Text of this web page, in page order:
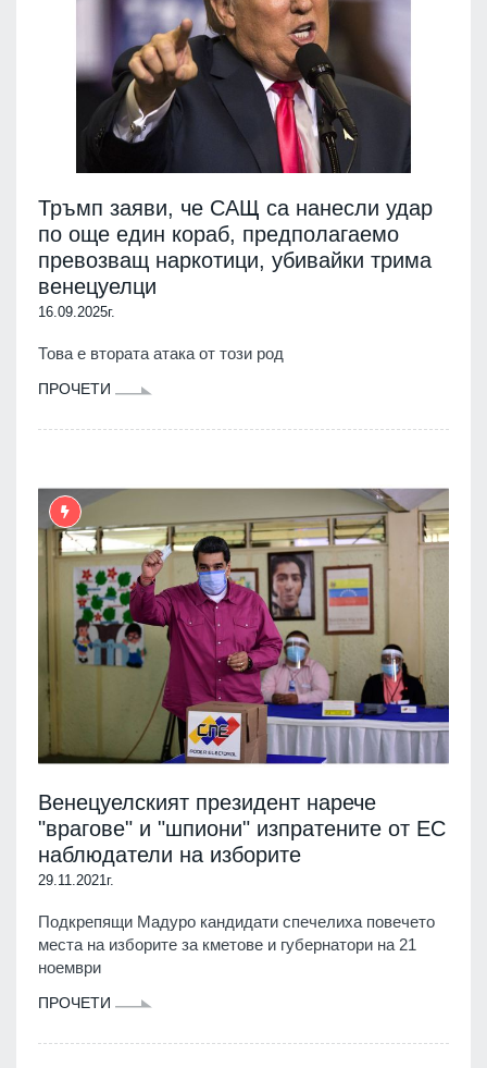
Тръмп заяви, че САЩ са нанесли удар
по още един кораб, предполагаемо
превозващ наркотици, убивайки трима
венецуелци
16.09.2025г.
Това е втората атака от този род
ПРОЧЕТИ
Венецуелският президент нарече
"врагове" и "шпиони" изпратените от ЕС
наблюдатели на изборите
29.11.2021г.
Подкрепящи Мадуро кандидати спечелиха повечето
места на изборите за кметове и губернатори на 21
ноември
ПРОЧЕТИ